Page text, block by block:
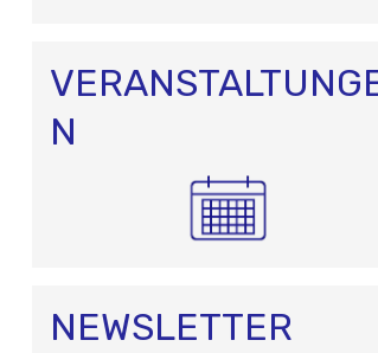
N
NEWSLETTER